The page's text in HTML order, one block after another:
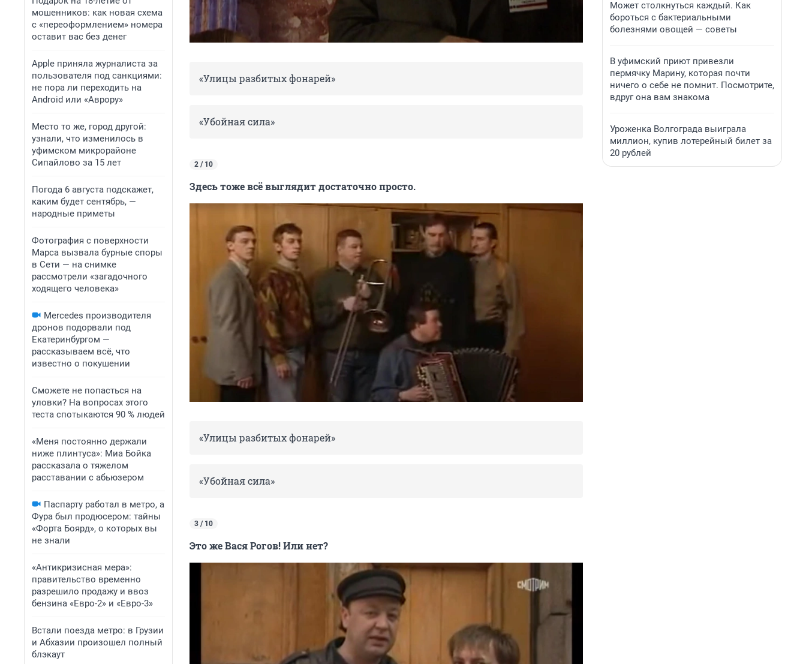
мошенников: как новая схема
с «переоформлением» номера
оставит вас без денег
Apple приняла журналиста за
пользователя под санкциями:
не пора ли переходить на
Android или «Аврору»
Место то же, город другой:
узнали, что изменилось в
уфимском микрорайоне
Сипайлово за 15 лет
Погода 6 августа подскажет,
каким будет сентябрь, —
народные приметы
Фотография с поверхности
Марса вызвала бурные споры
в Сети — на снимке
рассмотрели «загадочного
ходящего человека»
Mercedes производителя
дронов подорвали под
Екатеринбургом —
рассказываем всё, что
известно о покушении
Сможете не попасться на
уловки? На вопросах этого
теста спотыкаются 90 % людей
«Меня постоянно держали
ниже плинтуса»: Миа Бойка
рассказала о тяжелом
расставании с абьюзером
Паспарту работал в метро, а
Фура был продюсером: тайны
«Форта Боярд», о которых вы
не знали
«Антикризисная мера»:
правительство временно
разрешило продажу и ввоз
бензина «Евро-2» и «Евро-3»
Встали поезда метро: в Грузии
и Абхазии произошел полный
блэкаут
«Улицы разбитых фонарей»
«Убойная сила»
2 / 10
Здесь тоже всё выглядит достаточно просто.
«Улицы разбитых фонарей»
«Убойная сила»
3 / 10
Это же Вася Рогов! Или нет?
Может столкнуться каждый. Как
бороться с бактериальными
болезнями овощей — советы
В уфимский приют привезли
пермячку Марину, которая почти
ничего о себе не помнит. Посмотрите,
вдруг она вам знакома
Уроженка Волгограда выиграла
миллион, купив лотерейный билет за
20 рублей